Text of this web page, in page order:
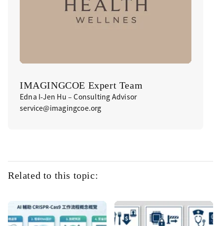
IMAGINGCOE Expert Team
Edna I-Jen Hu – Consulting Advisor
service@imagingcoe.org
Related to this topic: